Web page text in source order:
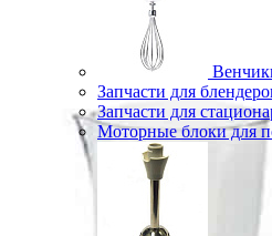
Запчасти для
Запчасти для
Моторные блоки для